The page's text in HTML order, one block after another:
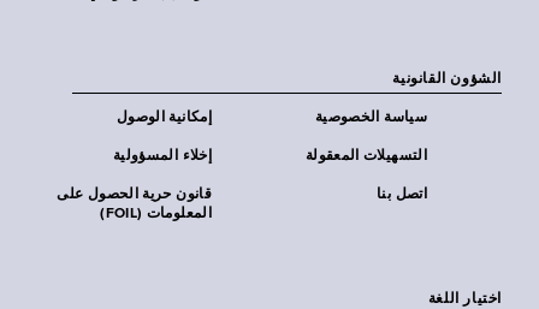
الشؤون القانونية
إمكانية الوصول سياسة الخصوصية
إخلاء المسؤولية التسهيلات المعقولة
قانون حرية الحصول على
المعلومات (FOIL)
اتصل بنا
اختيار اللغة